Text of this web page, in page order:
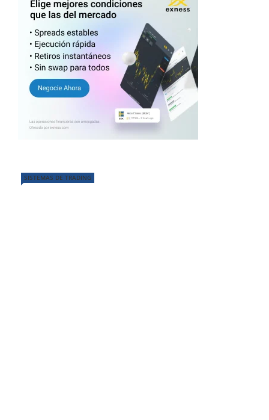
SISTEMAS DE TRADING